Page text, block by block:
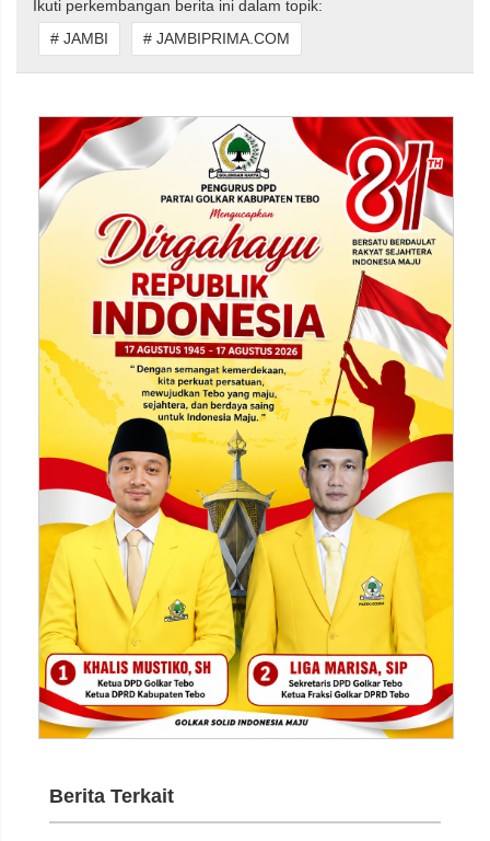
Ikuti perkembangan berita ini dalam topik:
# JAMBI
# JAMBIPRIMA.COM
Berita Terkait